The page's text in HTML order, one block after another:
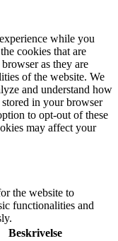
while you
cookies that are
as they are
of the website. We
and understand how
in your browser
to opt-out of these
may affect your
the website to
functionalities and
Beskrivelse